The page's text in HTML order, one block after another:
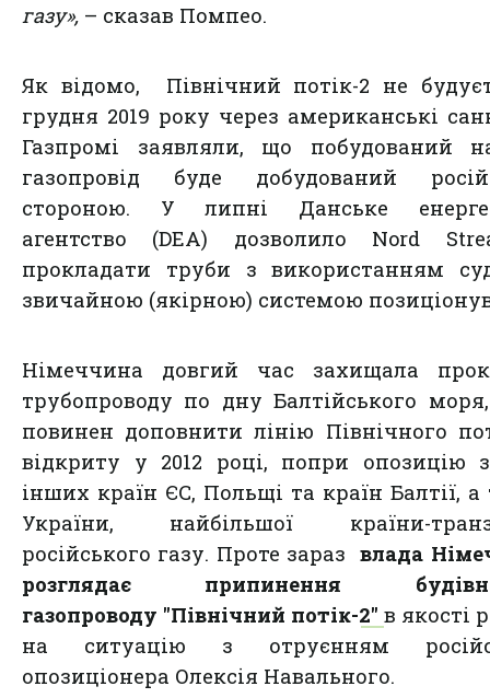
газу», – сказав Помпео.
Як відомо, Північний потік-2 не
грудня 2019 року через американські
Газпромі заявляли, що побудований
газопровід буде добудований
стороною. У липні Данське
агентство (DEA) дозволило Nord
прокладати труби з використанням
звичайною (якірною) системою
Німеччина довгий час захищала
трубопроводу по дну Балтійського
повинен доповнити лінію Північного
відкриту у 2012 році, попри опозицію
інших країн ЄС, Польщі та країн Балтії,
України, найбільшої країни-
російського газу. Проте заразвлада
розглядає припинення
газопроводу "Північний потік-2" в якості
на ситуацію з отруєнням
опозиціонера Олексія Навального.